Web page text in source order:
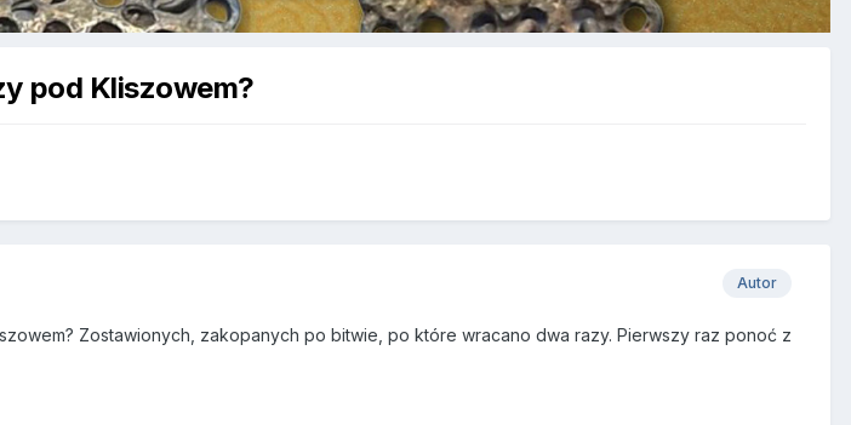
pod Kliszowem?
Autor
Zostawionych, zakopanych po bitwie, po które wracano dwa razy. Pierwszy raz ponoć z